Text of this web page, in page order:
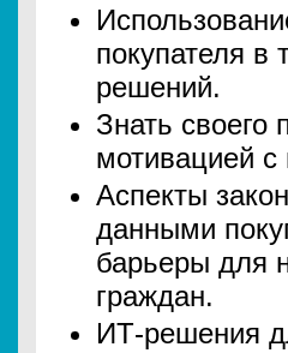
покупателя
решений.
Знать своего
мотивацией
Аспекты
данными
барьеры для
граждан.
ИТ-решения